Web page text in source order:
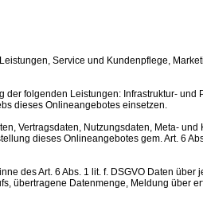
Service und Kundenpflege,
folgenden Leistungen: Infrastruktur-
dieses Onlineangebotes einsetzen.
Vertragsdaten, Nutzungsdaten, Meta-
dieses Onlineangebotes gem. Art. 6
des Art. 6 Abs. 1 lit. f. DSGVO Daten
übertragene Datenmenge, Meldung über